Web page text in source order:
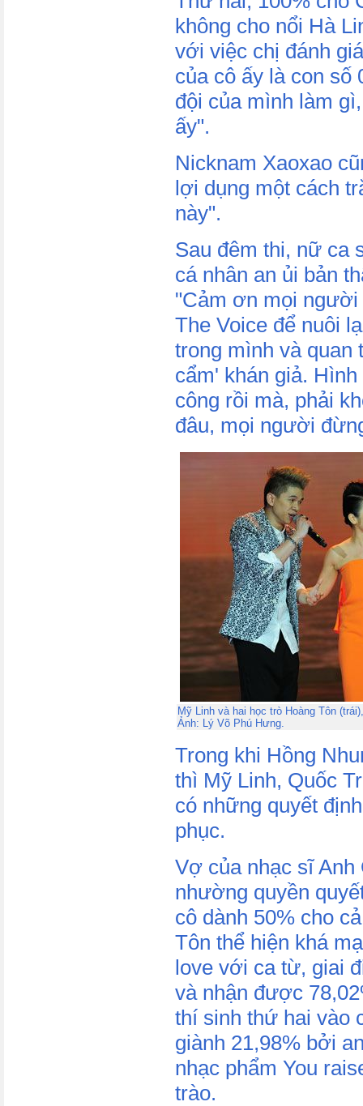
không cho nổi Hà
với việc chị đánh
của cô ấy là con số
đội của mình làm
ấy".
Nicknam Xaoxao
lợi dụng một cách
này".
Sau đêm thi, nữ ca
cá nhân an ủi bản
"Cảm ơn mọi
The Voice để nuôi
trong mình và quan
cẩm' khán giả.
công rồi mà, phải
đâu, mọi người
Mỹ Linh và hai học trò Hoàng Tôn
Ảnh: Lý Võ Phú Hưng.
Trong khi Hồng
thì Mỹ Linh, Quốc
có những quyết
phục.
Vợ của nhạc sĩ Anh
nhường quyền
cô dành 50% cho
Tôn thể hiện khá
love với ca từ, giai
và nhận được
thí sinh thứ hai vào
giành 21,98% bởi
nhạc phẩm You
trào.